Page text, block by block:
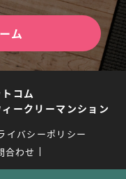
ム
コム
ークリーマンション
イバシーポリシー
合わせ